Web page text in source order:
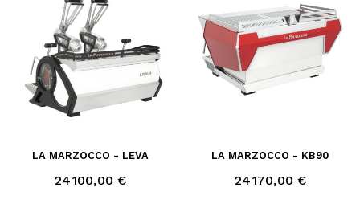
LA MARZOCCO - LEVA
Prix
24 100,00 €
LA MARZOCCO - KB90
Prix
24 170,00 €